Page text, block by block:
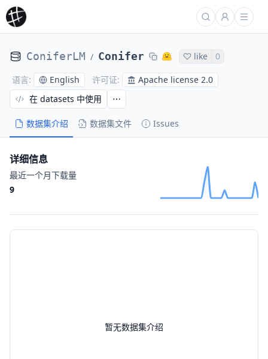
ConiferLM / Conifer like 0
语言: English 许可证: Apache license 2.0
数据集介绍 数据集文件 Issues
在 datasets 中使用
暂无数据集介绍
详细信息
最近一个月下载量
9